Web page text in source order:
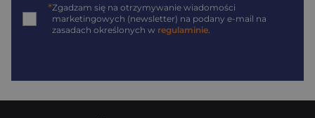
*Zgadzam się na otrzymywanie wiadomości
marketingowych (newsletter) na podany e-mail na
zasadach określonych w regulaminie